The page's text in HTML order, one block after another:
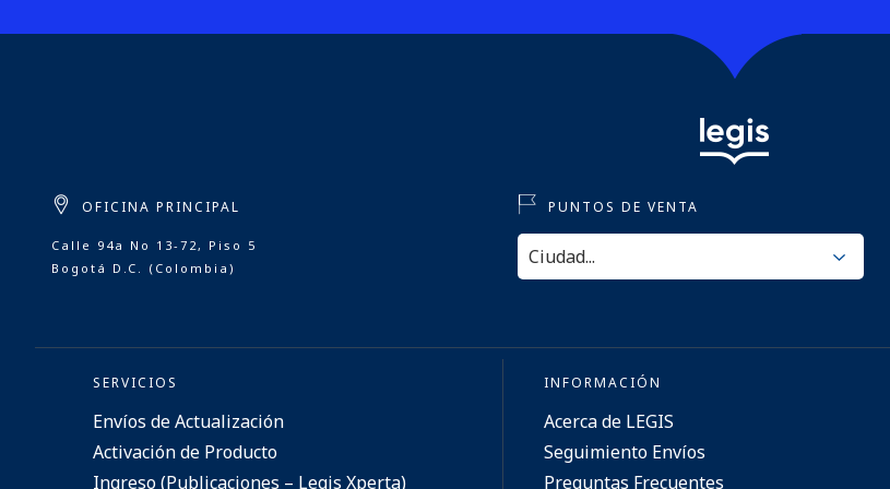
OFICINA PRINCIPAL
Calle 94a No 13-72, Piso 5
Bogotá D.C. (Colombia)
PUNTOS DE VENTA
SERVICIOS
Envíos de Actualización
Activación de Producto
Ingreso (Publicaciones – Legis Xperta)
INFORMACIÓN
Acerca de LEGIS
Seguimiento Envíos
Preguntas Frecuentes